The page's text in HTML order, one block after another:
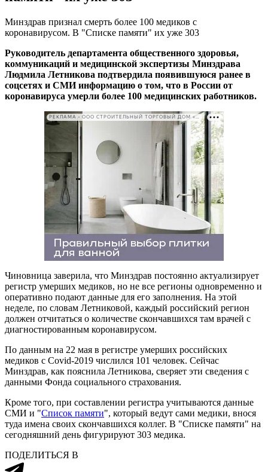
Минздрав признал смерть более 100 медиков с
коронавирусом. В "Списке памяти" их уже 303
Руководитель департамента общественного здоровья,
коммуникаций и медицинской экспертизы Минздрава
Людмила Летникова подтвердила появившуюся ранее в
соцсетях и СМИ информацию о том, что в России от
коронавируса умерли более 100 медицинских работников.
РЕКЛАМА • ООО СТРОИТЕЛЬНЫЙ ТОРГОВЫЙ ДОМ «ПЕТРОВИЧ». ИНН: 7802348846
Чиновница заверила, что Минздрав постоянно актуализирует
регистр умерших медиков, но не все регионы одновременно и
оперативно подают данные для его заполнения. На этой
неделе, по словам Летниковой, каждый российский регион
должен отчитаться о количестве скончавшихся там врачей с
диагностированным коронавирусом.
По данным на 22 мая в регистре умерших российских
медиков с Covid-2019 числился 101 человек. Сейчас
Минздрав, как пояснила Летникова, сверяет эти сведения с
данными Фонда социального страхования.
Кроме того, при составлении регистра учитываются данные
СМИ и "Список памяти", который ведут сами медики, внося
туда имена своих скончавшихся коллег. В "Списке памяти" на
сегодняшний день фигурируют 303 медика.
ПОДЕЛИТЬСЯ В